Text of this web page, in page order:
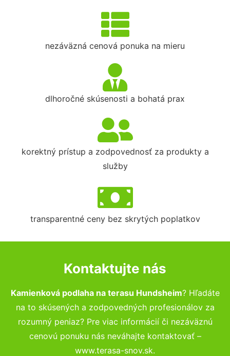
nezáväzná cenová ponuka na mieru
dlhoročné skúsenosti a bohatá prax
korektný prístup a zodpovednosť za produkty a
služby
transparentné ceny bez skrytých poplatkov
Kontaktujte nás
Kamienková podlaha na terasu Hundsheim? Hľadáte
na to skúsených a zodpovedných profesionálov za
rozumný peniaz? Pre viac informácií či nezáväznú
cenovú ponuku nás neváhajte kontaktovať –
www.terasa-snov.sk.